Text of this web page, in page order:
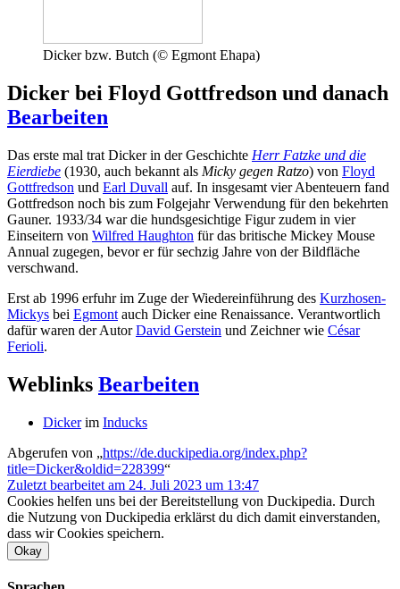
Dicker bzw. Butch (© Egmont Ehapa)
Dicker bei Floyd Gottfredson und danach
Bearbeiten
Das erste mal trat Dicker in der Geschichte Herr Fatzke und die
Eierdiebe (1930, auch bekannt als Micky gegen Ratzo) von Floyd
Gottfredson und Earl Duvall auf. In insgesamt vier Abenteuern fand
Gottfredson noch bis zum Folgejahr Verwendung für den bekehrten
Gauner. 1933/34 war die hundsgesichtige Figur zudem in vier
Einseitern von Wilfred Haughton für das britische Mickey Mouse
Annual zugegen, bevor er für sechzig Jahre von der Bildfläche
verschwand.
Erst ab 1996 erfuhr im Zuge der Wiedereinführung des Kurzhosen-
Mickys bei Egmont auch Dicker eine Renaissance. Verantwortlich
dafür waren der AutorDavid Gerstein und Zeichner wie César
Ferioli.
Weblinks Bearbeiten
Dickerim Inducks
Abgerufen von „https://de.duckipedia.org/index.php?
title=Dicker&oldid=228399“
Zuletzt bearbeitet am 24. Juli 2023 um 13:47
Cookies helfen uns bei der Bereitstellung von Duckipedia. Durch
die Nutzung von Duckipedia erklärst du dich damit einverstanden,
dass wir Cookies speichern.
Okay